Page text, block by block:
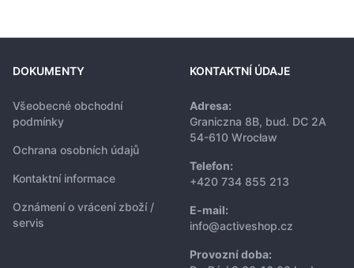
DOKUMENTY
Všeobecné obchodní
podmínky
Ochrana osobních údajů
Kontaktní informace
Oznámení o vrácení zboží /
servis
KONTAKTNÍ ÚDAJE
Adresa:
Graniczna 8B, bud. DC 2A
54-610 Wrocław
Telefon:
+420 734 855 213
E-mail:
info@activeshop.cz
Provozní doba: